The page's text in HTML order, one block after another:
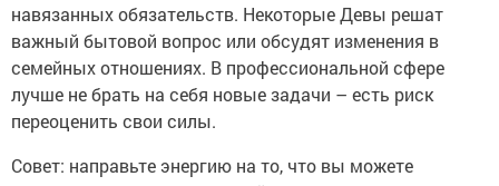
навязанных обязательств. Некоторые Девы решат
важный бытовой вопрос или обсудят изменения в
семейных отношениях. В профессиональной сфере
лучше не брать на себя новые задачи – есть риск
переоценить свои силы.
Совет: направьте энергию на то, что вы можете